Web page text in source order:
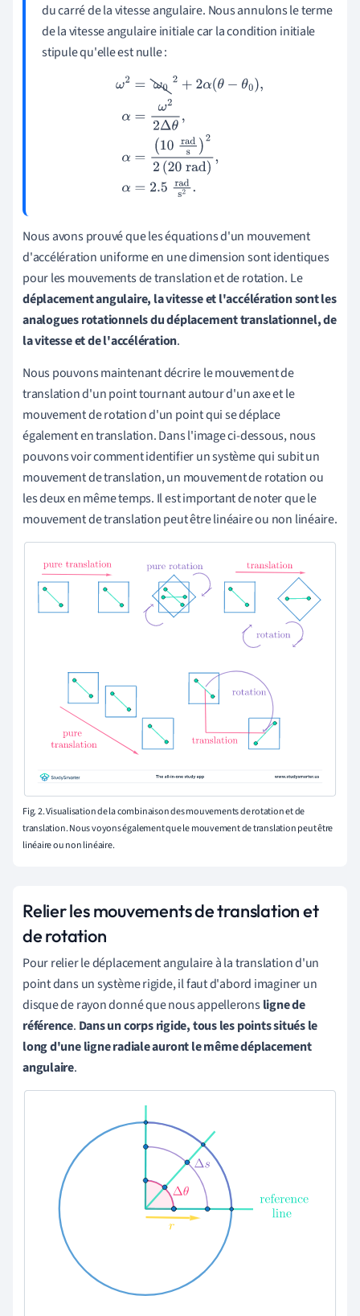
du carré de la vitesse angulaire. Nous annulons le terme
de la vitesse angulaire initiale car la condition initiale
stipule qu'elle est nulle :
ω2= ω02 +2α (θ −θ 0),α=ω22 Δθ,α
22(20
Nous avons prouvé que les équations d'un mouvement
d'accélération uniforme en une dimension sont identiques
pour les mouvements de translation et de rotation. Le
déplacement angulaire, la vitesse et l'accélération sont les
analogues rotationnels du déplacement translationnel, de
la vitesse et de l'accélération.
Nous pouvons maintenant décrire le mouvement de
translation d'un point tournant autour d'un axe et le
mouvement de rotation d'un point qui se déplace
également en translation. Dans l'image ci-dessous, nous
pouvons voir comment identifier un système qui subit un
mouvement de translation, un mouvement de rotation ou
les deux en même temps. Il est important de noter que le
mouvement de translation peut être linéaire ou non linéaire.
Fig. 2. Visualisation de la combinaison des mouvements de rotation et de
translation. Nous voyons également que le mouvement de translation peut être
linéaire ou non linéaire.
Relier les mouvements de translation et
de rotation
Pour relier le déplacement angulaire à la translation d'un
point dans un système rigide, il faut d'abord imaginer un
disque de rayon donné que nous appelleronsligne de
référence. Dans un corps rigide, tous les points situés le
long d'une ligne radiale auront le même déplacement
angulaire.